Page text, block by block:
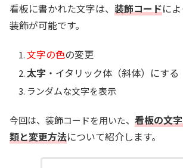
看板に書かれた文字は、 装飾コードに
装飾が可能です。
文字の色の変更
太字 ・ イタリック体（斜体） にする
ランダムな文字を表示
今回は、装飾コードを用いた、 看板の文
類と変更方法について紹介します。